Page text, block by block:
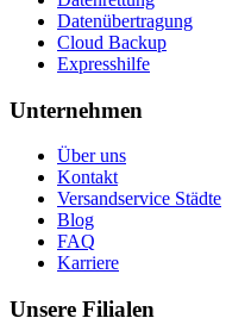
Datenübertragung
Cloud Backup
Expresshilfe
Unternehmen
Über uns
Kontakt
Versandservice Städte
Blog
FAQ
Karriere
Unsere Filialen